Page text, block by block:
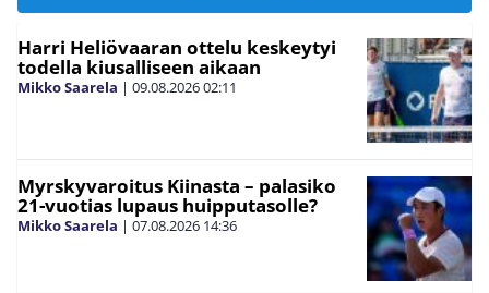
Harri Heliövaaran ottelu keskeytyi
todella kiusalliseen aikaan
Mikko Saarela | 09.08.202602:11
Myrskyvaroitus Kiinasta – palasiko
21-vuotias lupaus huipputasolle?
Mikko Saarela | 07.08.2026 14:36